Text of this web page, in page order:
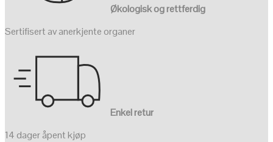
Økologisk og rettferdig
Sertifisert av anerkjente organer
Enkel retur
14 dager åpent kjøp